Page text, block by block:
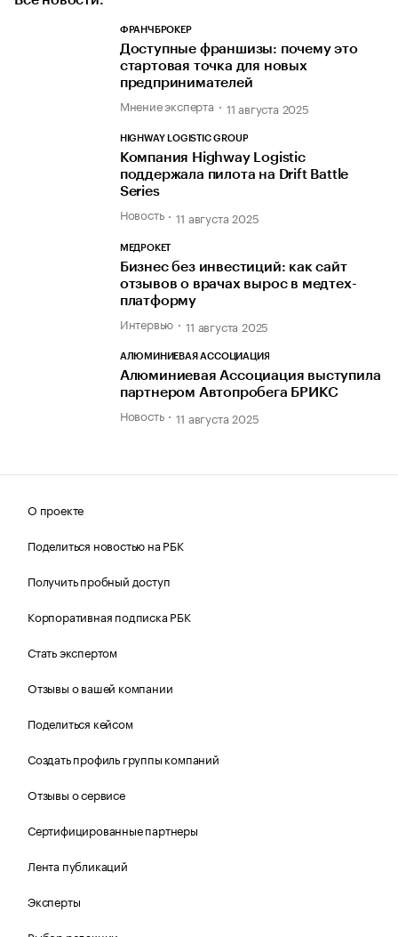
ФРАНЧБРОКЕР
Доступные франшизы: почему это
стартовая точка для новых
предпринимателей
Мнение эксперта 11 августа 2025
HIGHWAY LOGISTIC GROUP
Компания Highway Logistic
поддержала пилота на Drift Battle
Series
Новость 11 августа 2025
МЕДРОКЕТ
Бизнес без инвестиций: как сайт
отзывов о врачах вырос в медтех-
платформу
Интервью 11 августа 2025
АЛЮМИНИЕВАЯ АССОЦИАЦИЯ
Алюминиевая Ассоциация выступила
партнером Автопробега БРИКС
Новость 11 августа 2025
О проекте
Поделиться новостью на РБК
Получить пробный доступ
Корпоративная подписка РБК
Стать экспертом
Отзывы о вашей компании
Поделиться кейсом
Создать профиль группы компаний
Отзывы о сервисе
Сертифицированные партнеры
Лента публикаций
Эксперты